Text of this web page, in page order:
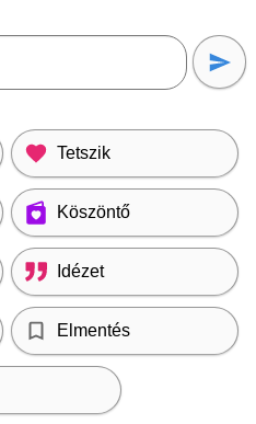
Tetszik
Köszöntő
Idézet
Elmentés